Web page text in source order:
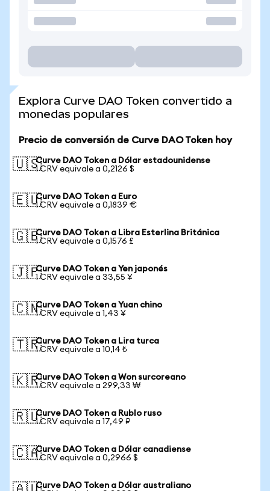
Explora Curve DAO Token convertido a
monedas populares
Precio de conversión de Curve DAO Token hoy
🇺🇸Curve DAO Token a Dólar estadounidense
1 CRV equivale a 0,2126 $
🇪🇺Curve DAO Token a Euro
1 CRV equivale a 0,1839 €
🇬🇧Curve DAO Token a Libra Esterlina Británica
1 CRV equivale a 0,1576 £
🇯🇵Curve DAO Token a Yen japonés
1 CRV equivale a 33,55 ¥
🇨🇳Curve DAO Token a Yuan chino
1 CRV equivale a 1,43 ¥
🇹🇷Curve DAO Token a Lira turca
1 CRV equivale a 10,14 ₺
🇰🇷Curve DAO Token a Won surcoreano
1 CRV equivale a 299,33 ₩
🇷🇺Curve DAO Token a Rublo ruso
1 CRV equivale a 17,49 ₽
🇨🇦Curve DAO Token a Dólar canadiense
1 CRV equivale a 0,2966 $
Curve DAO Token a Dólar australiano